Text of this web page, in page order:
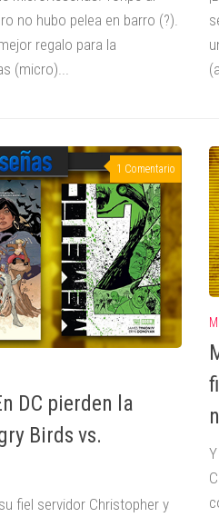
no hubo pelea en barro (?).
regalo para la
(micro)...
1 Comentario
DC pierden la
Birds vs.
fiel servidor Christopher y